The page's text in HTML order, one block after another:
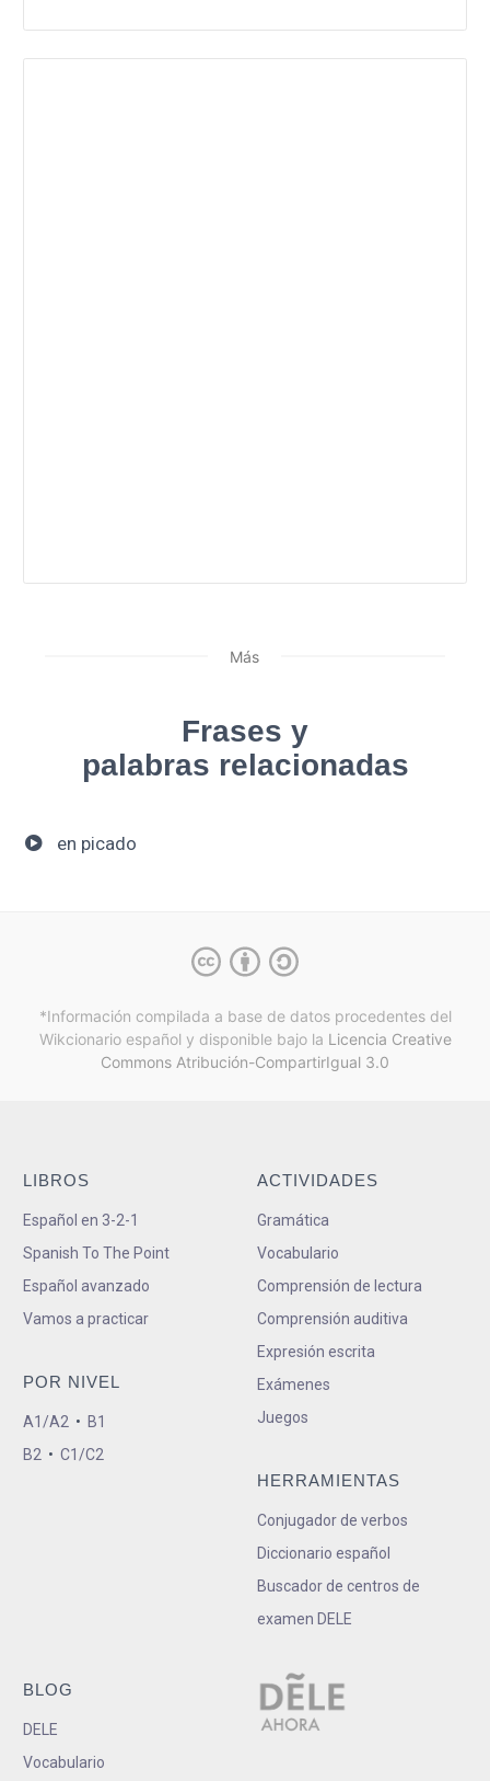
Más
Frases y
palabras relacionadas
en picado
*Información compilada a base de datos procedentes del
Wikcionario español y disponible bajo la Licencia Creative
Commons Atribución-CompartirIgual 3.0
LIBROS
Español en 3-2-1
Spanish To The Point
Español avanzado
Vamos a practicar
POR NIVEL
A1/A2 • B1
B2 • C1/C2
ACTIVIDADES
Gramática
Vocabulario
Comprensión de lectura
Comprensión auditiva
Expresión escrita
Exámenes
Juegos
HERRAMIENTAS
Conjugador de verbos
Diccionario español
Buscador de centros de
examen DELE
BLOG
DELE
Vocabulario